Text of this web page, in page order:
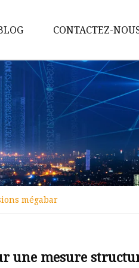
CONTACTEZ-
mégabar
une mesure